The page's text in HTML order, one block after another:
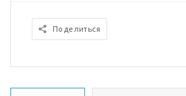
Поделиться